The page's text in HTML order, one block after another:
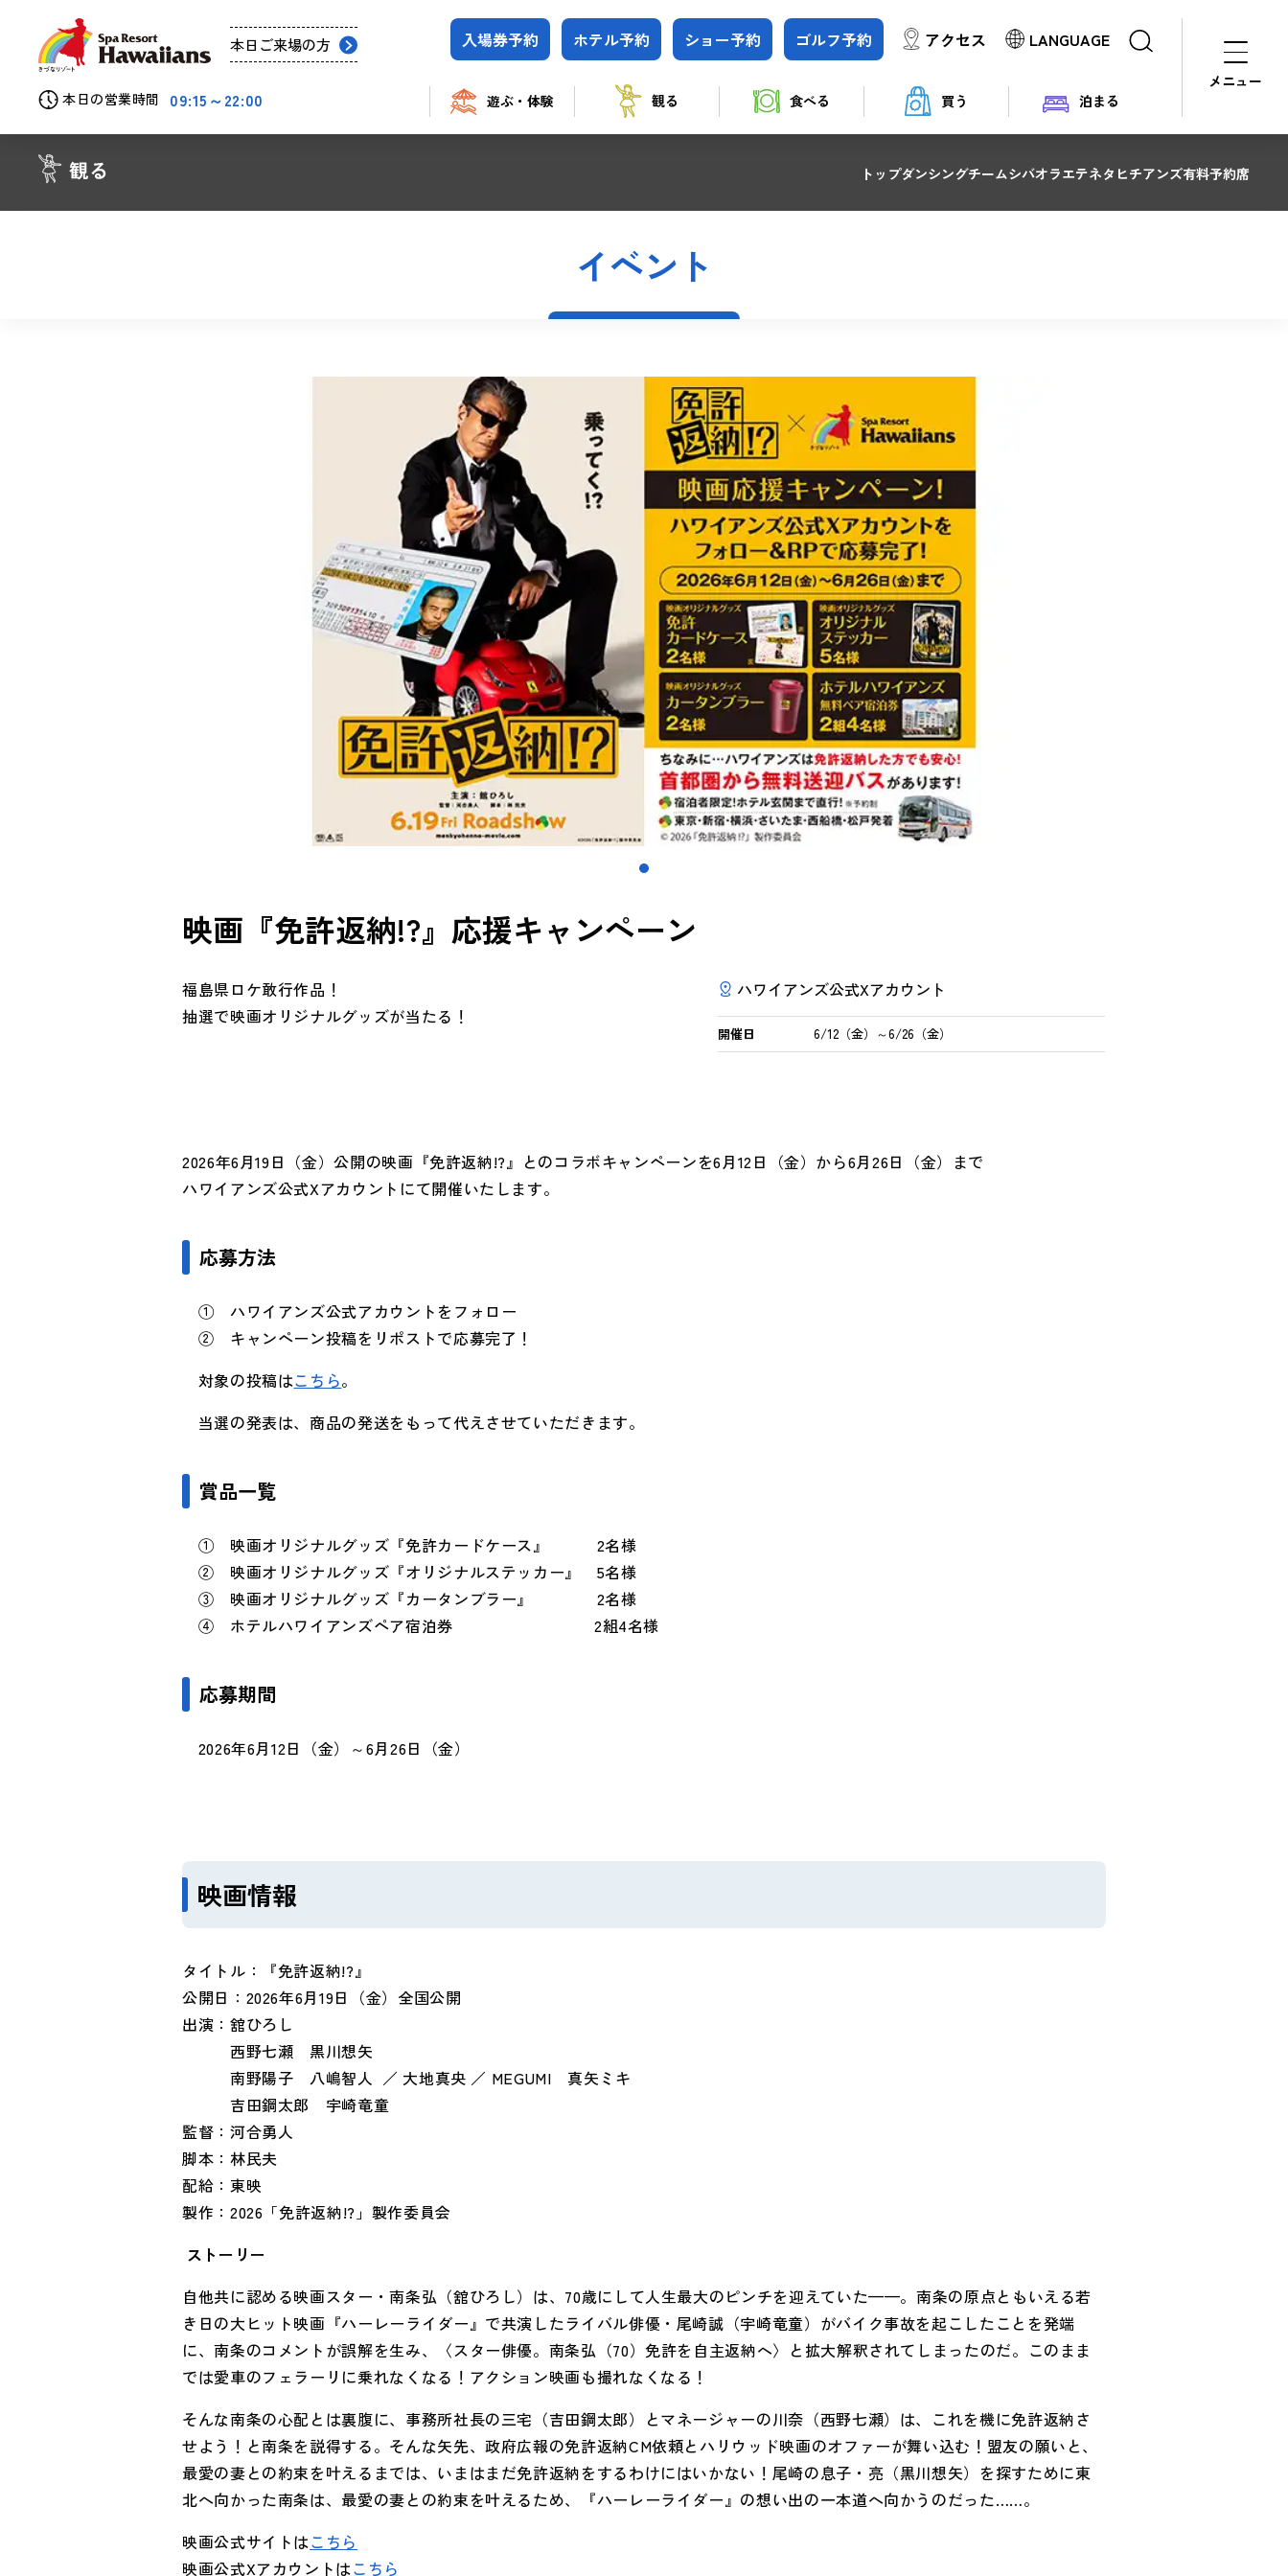
本日ご来場の方 入場券予約 ホテル予約 ショー予約 ゴルフ予約 アクセス LANGUAGE
本日の営業時間 09:15～22:00 遊ぶ・体験 観る 食べる 買う 泊まる
メニュー
トップダンシングチームシバオラエテネタヒチアンズ有料予約席
イベント
映画『免許返納!?』応援キャンペーン
福島県ロケ敢行作品！
抽選で映画オリジナルグッズが当たる！
ハワイアンズ公式Xアカウント
開催日 6/12（金）～6/26（金）
2026年6月19日（金）公開の映画『免許返納!?』とのコラボキャンペーンを6月12日（金）から6月26日（金）まで
ハワイアンズ公式Xアカウントにて開催いたします。
応募方法
① ハワイアンズ公式アカウントをフォロー
② キャンペーン投稿をリポストで応募完了！
対象の投稿はこちら。
当選の発表は、商品の発送をもって代えさせていただきます。
賞品一覧
① 映画オリジナルグッズ『免許カードケース』 2名様
② 映画オリジナルグッズ『オリジナルステッカー』 5名様
③ 映画オリジナルグッズ『カータンブラー』 2名様
④ ホテルハワイアンズペア宿泊券 2組4名様
応募期間
2026年6月12日（金）～6月26日（金）
映画情報
タイトル：『免許返納!?』
公開日： 2026年6月19日（金）全国公開
出演：舘ひろし
西野七瀬 黒川想矢
南野陽子 八嶋智人 ／ 大地真央 ／ MEGUMI 真矢ミキ
吉田鋼太郎 宇崎竜童
監督：河合勇人
脚本：林民夫
配給：東映
製作： 2026 「免許返納!? 」製作委員会
ストーリー
自他共に認める映画スター・南条弘（舘ひろし）は、 70歳にして人生最大のピンチを迎えていた——。南条の原点ともいえる若
き日の大ヒット映画『ハーレーライダー』で共演したライバル俳優・尾崎誠（宇崎竜童）がバイク事故を起こしたことを発端
に、南条のコメントが誤解を生み、〈スター俳優。南条弘（70）免許を自主返納へ〉と拡大解釈されてしまったのだ。このまま
では愛車のフェラーリに乗れなくなる！アクション映画も撮れなくなる！
そんな南条の心配とは裏腹に、事務所社長の三宅（吉田鋼太郎）とマネージャーの川奈（西野七瀬）は、これを機に免許返納さ
せよう！と南条を説得する。そんな矢先、政府広報の免許返納CM依頼とハリウッド映画のオファーが舞い込む！盟友の願いと、
最愛の妻との約束を叶えるまでは、いまはまだ免許返納をするわけにはいかない！尾崎の息子・亮（黒川想矢）を探すために東
北へ向かった南条は、最愛の妻との約束を叶えるため、『ハーレーライダー』の想い出の一本道へ向かうのだった……。
映画公式サイトはこちら
映画公式Xアカウントはこちら